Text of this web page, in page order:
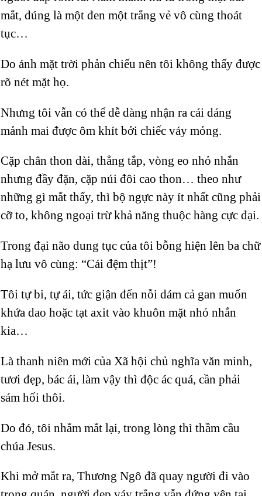
mắt, đúng là một đen một trắng vẻ vô cùng thoát
tục…
Do ánh mặt trời phản chiếu nên tôi không thấy được
rõ nét mặt họ.
Nhưng tôi vẫn có thể dễ dàng nhận ra cái dáng
mảnh mai được ôm khít bởi chiếc váy mỏng.
Cặp chân thon dài, thẳng tắp, vòng eo nhỏ nhắn
nhưng đầy đặn, cặp núi đôi cao thon… theo như
những gì mắt thấy, thì bộ ngực này ít nhất cũng phải
cỡ to, không ngoại trừ khả năng thuộc hàng cực đại.
Trong đại não dung tục của tôi bỗng hiện lên ba chữ
hạ lưu vô cùng: “Cái đệm thịt”!
Tôi tự bi, tự ái, tức giận đến nỗi dám cả gan muốn
khứa dao hoặc tạt axit vào khuôn mặt nhỏ nhắn
kia…
Là thanh niên mới của Xã hội chủ nghĩa văn minh,
tươi đẹp, bác ái, làm vậy thì độc ác quá, cần phải
sám hối thôi.
Do đó, tôi nhắm mắt lại, trong lòng thì thầm cầu
chúa Jesus.
Khi mở mắt ra, Thương Ngô đã quay người đi vào